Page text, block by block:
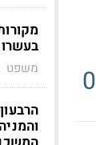
0 משפט